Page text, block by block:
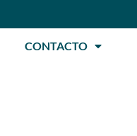
CONTACTO